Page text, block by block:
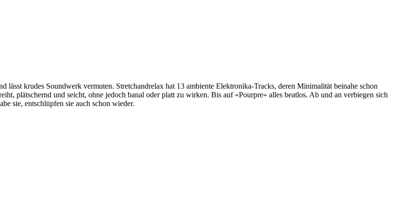
lässt krudes Soundwerk vermuten. Stretchandrelax hat 13 ambiente Elektronika-Tracks, deren Minimalität beinahe schon
plätschernd und seicht, ohne jedoch banal oder platt zu wirken. Bis auf «Pourpre» alles beatlos. Ab und an verbiegen sich
sie, entschlüpfen sie auch schon wieder.